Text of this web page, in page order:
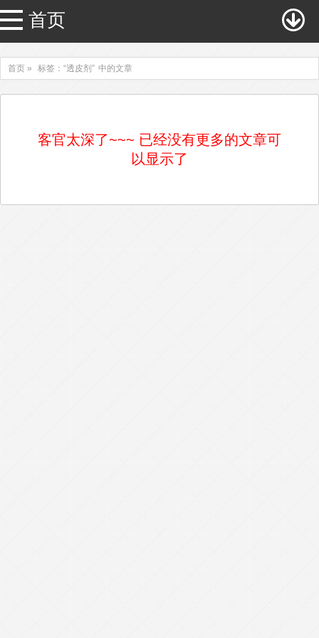
首页
首页 » 标签：“透皮剂” 中的文章
客官太深了~~~ 已经没有更多的文章可
以显示了